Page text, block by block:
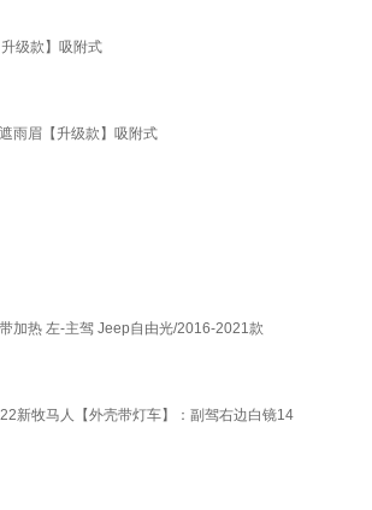
级款】吸附式
雨眉【升级款】吸附式
加热 左-主驾 Jeep自由光/2016-2021款
新牧马人【外壳带灯车】：副驾右边白镜14